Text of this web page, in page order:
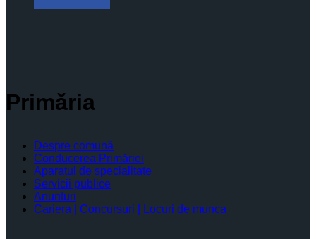
Primăria
Despre comună
Conducerea Primăriei
Aparatul de specialitate
Servicii publice
Anunturi
Cariera | Concursuri | Locuri de munca